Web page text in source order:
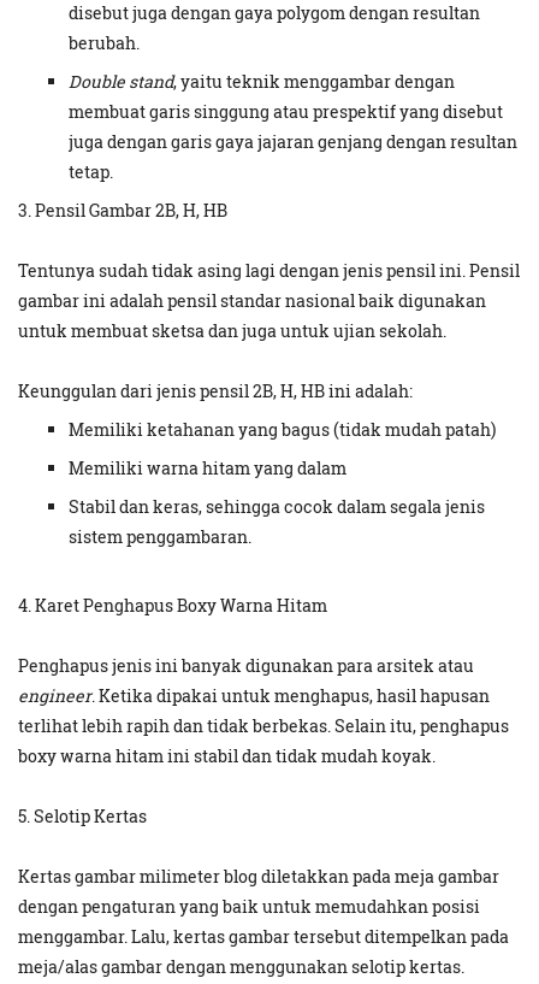
disebut juga dengan gaya polygom dengan resultan
berubah.
Double stand, yaitu teknik menggambar dengan
membuat garis singgung atau prespektif yang disebut
juga dengan garis gaya jajaran genjang dengan resultan
tetap.
3. Pensil Gambar 2B, H, HB
Tentunya sudah tidak asing lagi dengan jenis pensil ini. Pensil
gambar ini adalah pensil standar nasional baik digunakan
untuk membuat sketsa dan juga untuk ujian sekolah.
Keunggulan dari jenis pensil 2B, H, HB ini adalah:
Memiliki ketahanan yang bagus (tidak mudah patah)
Memiliki warna hitam yang dalam
Stabil dan keras, sehingga cocok dalam segala jenis
sistem penggambaran.
4. Karet Penghapus Boxy Warna Hitam
Penghapus jenis ini banyak digunakan para arsitek atau
engineer. Ketika dipakai untuk menghapus, hasil hapusan
terlihat lebih rapih dan tidak berbekas. Selain itu, penghapus
boxy warna hitam ini stabil dan tidak mudah koyak.
5. Selotip Kertas
Kertas gambar milimeter blog diletakkan pada meja gambar
dengan pengaturan yang baik untuk memudahkan posisi
menggambar. Lalu, kertas gambar tersebut ditempelkan pada
meja/alas gambar dengan menggunakan selotip kertas.